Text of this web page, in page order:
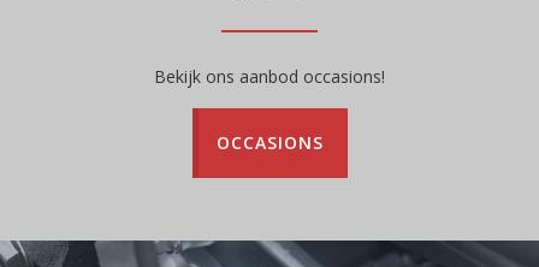
Bekijk ons aanbod occasions!
OCCASIONS